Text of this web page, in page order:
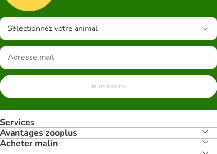
Sélectionnez votre animal
Je m'inscris
Services
Avantages zooplus
Acheter malin